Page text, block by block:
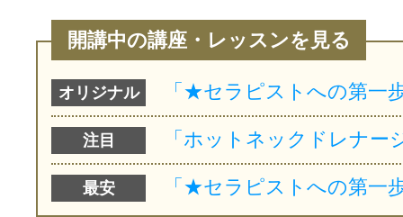
開講中の講座・レッスンを見る
オリジナル
注目
最安